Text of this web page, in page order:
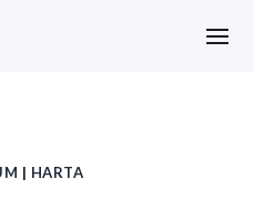
| HARTA